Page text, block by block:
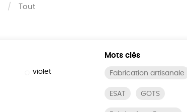
Tout
violet
Mots clés
Fabrication artisanale
ESAT GOTS